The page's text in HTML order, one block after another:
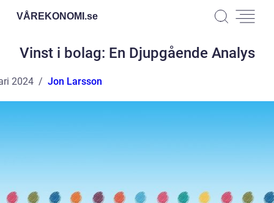
VÅREKONOMI.se
Vinst i bolag: En Djupgående Analys
2024 Jon Larsson